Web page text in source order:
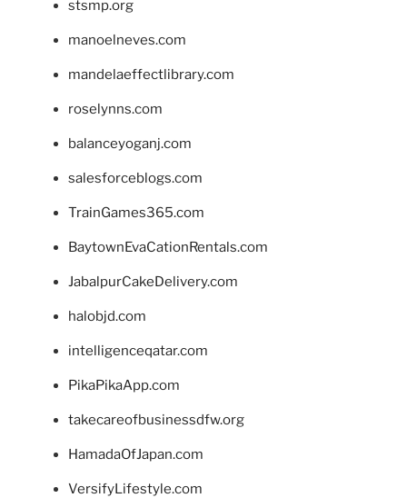
stsmp.org
manoelneves.com
mandelaeffectlibrary.com
roselynns.com
balanceyoganj.com
salesforceblogs.com
TrainGames365.com
BaytownEvaCationRentals.com
JabalpurCakeDelivery.com
halobjd.com
intelligenceqatar.com
PikaPikaApp.com
takecareofbusinessdfw.org
HamadaOfJapan.com
VersifyLifestyle.com